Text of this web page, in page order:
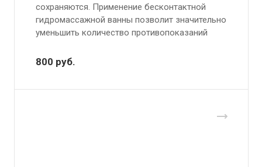
сохраняются. Применение бесконтактной
гидромассажной ванны позволит значительно
уменьшить количество противопоказаний
800 руб.